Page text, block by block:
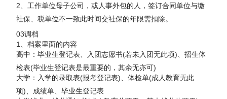
2、工作单位母子公司，或人事外包的人，签订合同单位与缴
社保、税单位不一致此时间交社保的年限需扣除。
03调档
1、档案里面的内容
高中：毕业生登记表、入团志愿书(若未入团无此项)、招生体
检表(毕业生登记表是最重要的，其余无亦可)
大学：入学的录取表(报考登记表)、体检单(成人教育无此
项)、成绩单、毕业生登记表